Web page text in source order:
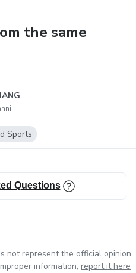
the same
Sports
Questions
not represent the official opinion
information, report it here